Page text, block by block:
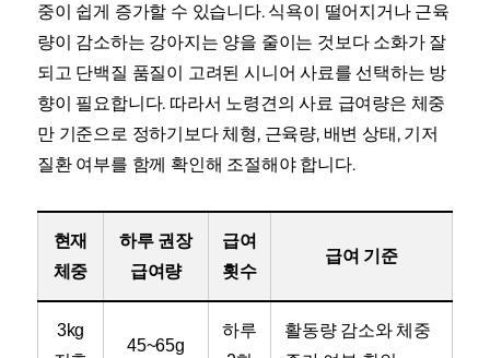
중이 쉽게 증가할 수 있습니다. 식욕이 떨어지거나 근육
량이 감소하는 강아지는 양을 줄이는 것보다 소화가 잘
되고 단백질 품질이 고려된 시니어 사료를 선택하는 방
향이 필요합니다. 따라서 노령견의 사료 급여량은 체중
만 기준으로 정하기보다 체형, 근육량, 배변 상태, 기저
질환 여부를 함께 확인해 조절해야 합니다.
현재
체중
하루 권장
급여량
급여
횟수
급여 기준
3kg
45~65g
하루
활동량 감소와 체중